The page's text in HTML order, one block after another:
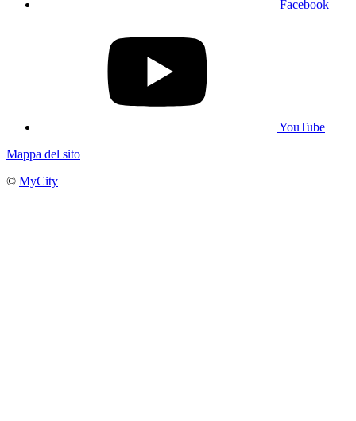
Facebook
YouTube
Mappa del sito
© MyCity